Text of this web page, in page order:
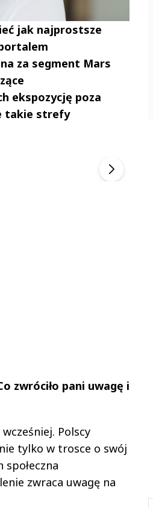
jak najprostsze
za segment Mars
ekspozycję poza
takie strefy
zwróciło pani uwagę i
Polscy
tylko w trosce o swój
zwraca uwagę na